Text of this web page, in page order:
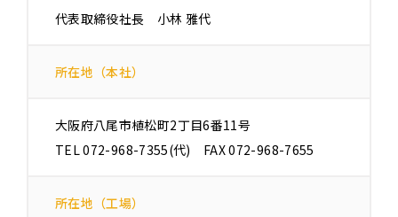
代表取締役社長 小林 雅代
所在地（本社）
大阪府八尾市植松町2丁目6番11号
TEL 072-968-7355(代) FAX 072-968-7655
所在地（工場）